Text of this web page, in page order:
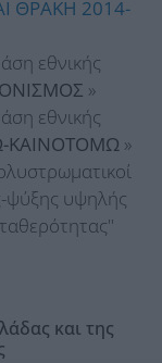
ΘΡΑΚΗ 2014-
εθνικής
»
εθνικής
ΚΑΙΝΟΤΟΜΩ »
ψύξης υψηλής
και της